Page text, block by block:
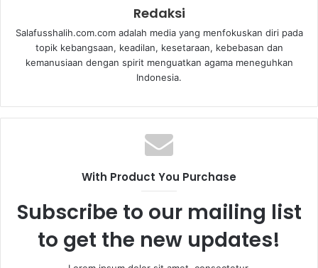
Redaksi
Salafusshalih.com.com adalah media yang menfokuskan diri pada
topik kebangsaan, keadilan, kesetaraan, kebebasan dan
kemanusiaan dengan spirit menguatkan agama meneguhkan
Indonesia.
With Product You Purchase
Subscribe to our mailing list
to get the new updates!